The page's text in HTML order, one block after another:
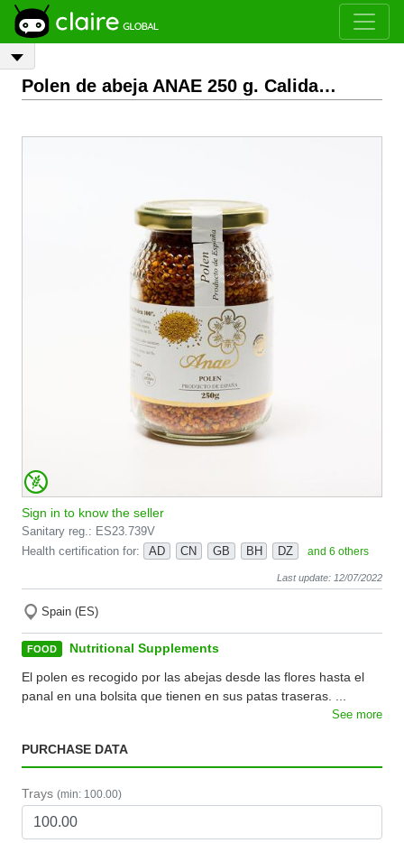
Polen de abeja ANAE 250 g. Calidad Extra.
Sign in to know the seller
Sanitary reg.: ES23.739V
Health certification for:
AD CN GB BH DZ and 6 others
Last update: 12/07/2022
Spain (ES)
FOOD Nutritional Supplements
El polen es recogido por las abejas desde las flores hasta el
panal en una bolsita que tienen en sus patas traseras. ...
See more
PURCHASE DATA
Trays (min: 100.00)